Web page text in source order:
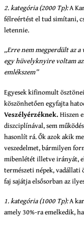
2. kategória (2000 Tp):A
félreértést el tud simítani,
letennie.
„Erre nem megperdült az
egy hüvelyknyire voltam
emlékszem”
Egyesek kifinomult
köszönhetően egyfajta
Veszélyérzéknek.Hiszen
diszciplínával, sem
hasonlít rá. Ők azok akik
veszedelmet, bármilyen
mibenlétét illetve irányát,
természeti népek,
faj sajátja elsősorban az
1. kategória (1000 Tp):A
amely 30%-ra emelkedik,